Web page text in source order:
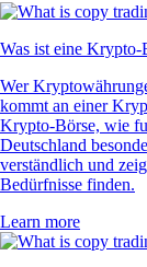
Was ist eine
Wer
kommt an einer
Krypto-Börse, wie
Deutschland
verständlich und
Bedürfnisse finden.
Learn more